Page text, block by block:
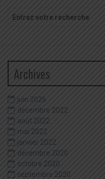
pour
Archives
juin 2026
décembre 2022
août 2022
mai 2022
janvier 2022
décembre 2020
octobre 2020
septembre 2020